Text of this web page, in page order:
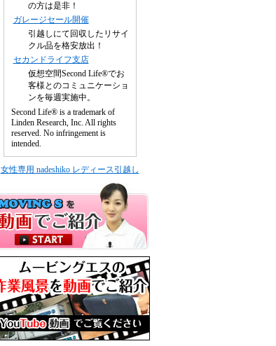
の方は是非！
ガレージセール開催
引越しにて回収したリサイ
クル品を格安放出！
セカンドライフ支店
仮想空間Second Life®でお
客様とのコミュニケーショ
ンを毎週実施中。
Second Life® is a trademark of
Linden Research, Inc. All rights
reserved. No infringement is
intended.
女性専用 nadeshiko レディース引越し